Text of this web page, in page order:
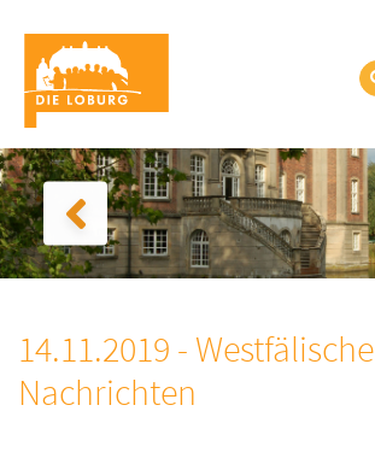
14.11.2019 - Westfälische
Nachrichten